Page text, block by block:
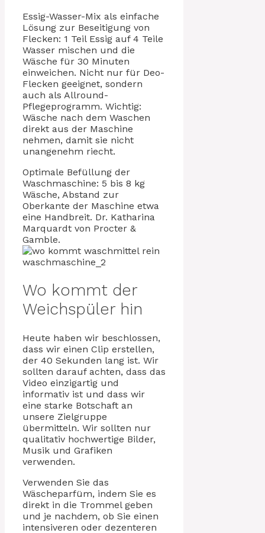
Essig-Wasser-Mix als einfache
Lösung zur Beseitigung von
Flecken: 1 Teil Essig auf 4 Teile
Wasser mischen und die
Wäsche für 30 Minuten
einweichen. Nicht nur für Deo-
Flecken geeignet, sondern
auch als Allround-
Pflegeprogramm. Wichtig:
Wäsche nach dem Waschen
direkt aus der Maschine
nehmen, damit sie nicht
unangenehm riecht.
Optimale Befüllung der
Waschmaschine: 5 bis 8 kg
Wäsche, Abstand zur
Oberkante der Maschine etwa
eine Handbreit. Dr. Katharina
Marquardt von Procter &
Gamble.
Wo kommt der
Weichspüler hin
Heute haben wir beschlossen,
dass wir einen Clip erstellen,
der 40 Sekunden lang ist. Wir
sollten darauf achten, dass das
Video einzigartig und
informativ ist und dass wir
eine starke Botschaft an
unsere Zielgruppe
übermitteln. Wir sollten nur
qualitativ hochwertige Bilder,
Musik und Grafiken
verwenden.
Verwenden Sie das
Wäscheparfüm, indem Sie es
direkt in die Trommel geben
und je nachdem, ob Sie einen
intensiveren oder dezenteren